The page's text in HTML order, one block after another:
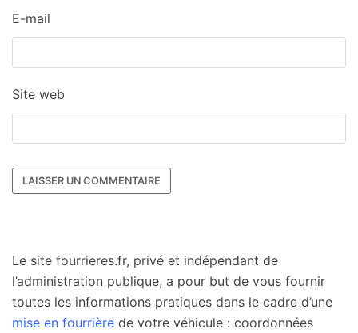
E-mail
Site web
Le site fourrieres.fr, privé et indépendant de
l’administration publique, a pour but de vous fournir
toutes les informations pratiques dans le cadre d’une
mise en fourrière de votre véhicule : coordonnées